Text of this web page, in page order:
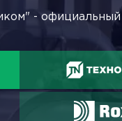
- официальный